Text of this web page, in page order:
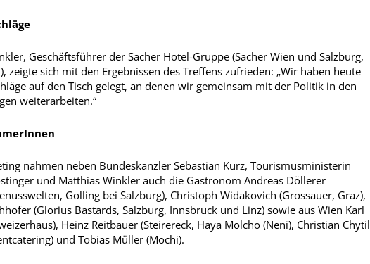
Geschäftsführer der Sacher Hotel-Gruppe (Sacher Wien und Salzburg,
zeigte sich mit den Ergebnissen des Treffens zufrieden: „Wir haben heute
auf den Tisch gelegt, an denen wir gemeinsam mit der Politik in den
weiterarbeiten.“
nahmen neben Bundeskanzler Sebastian Kurz, Tourismusministerin
und Matthias Winkler auch die Gastronom Andreas Döllerer
Golling bei Salzburg), Christoph Widakovich (Grossauer, Graz),
(Glorius Bastards, Salzburg, Innsbruck und Linz) sowie aus Wien Karl
Heinz Reitbauer (Steirereck, Haya Molcho (Neni), Christian Chytil
und Tobias Müller (Mochi).